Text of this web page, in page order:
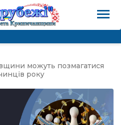
можуть позмагатися
року